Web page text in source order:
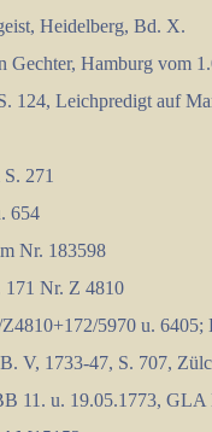
Heidelberg, Bd. X.
Gechter, Hamburg vom
124, Leichpredigt auf
271
654
Nr. 183598
Nr. Z 4810
5970 u.
V, 1733-47, S. 707,
11. u. 19.05.1773, GLA